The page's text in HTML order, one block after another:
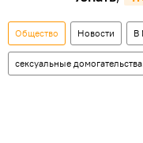
Общество Новости В
сексуальные домогательства